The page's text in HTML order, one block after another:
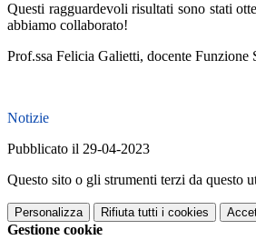
Questi ragguardevoli risultati sono stati
abbiamo collaborato!
Prof.ssa Felicia Galietti, docente Funzione
Notizie
Pubblicato il 29-04-2023
Questo sito o gli strumenti terzi da questo
Personalizza Rifiuta tutti i cookies
Gestione cookie